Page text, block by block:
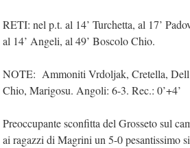
RETI: nel p.t. al 14’ Turchetta, al 17’
al 14’ Angeli, al 49’ Boscolo Chio.
NOTE: Ammoniti Vrdoljak, Cretella,
Chio, Marigosu. Angoli: 6-3. Rec.: 0’+4’
Preoccupante sconfitta del Grosseto sul
ai ragazzi di Magrini un 5-0 pesantissimo